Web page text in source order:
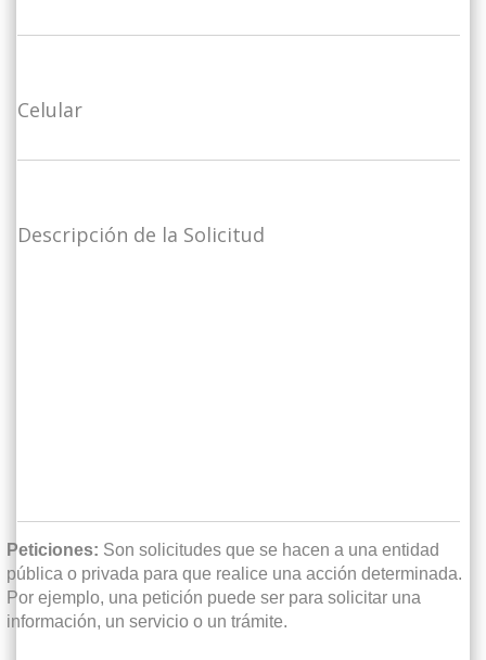
Celular
Descripción de la Solicitud
Peticiones: Son solicitudes que se hacen a una entidad
pública o privada para que realice una acción determinada.
Por ejemplo, una petición puede ser para solicitar una
información, un servicio o un trámite.